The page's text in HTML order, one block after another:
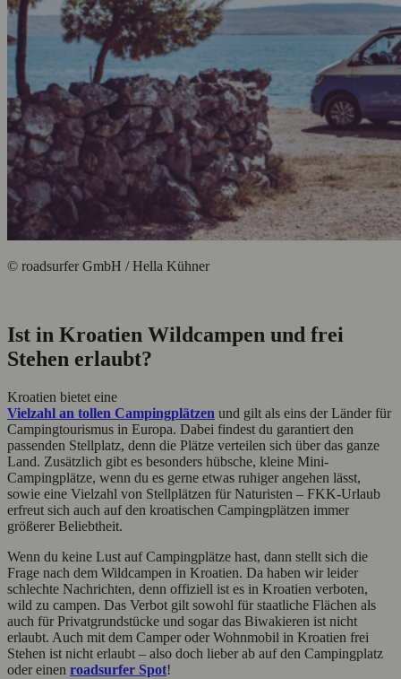
© roadsurfer GmbH / Hella Kühner
Ist in Kroatien Wildcampen und frei
Stehen erlaubt?
Kroatien bietet eine
Vielzahl an tollen Campingplätzen und gilt als eins der Länder für
Campingtourismus in Europa. Dabei findest du garantiert den
passenden Stellplatz, denn die Plätze verteilen sich über das ganze
Land. Zusätzlich gibt es besonders hübsche, kleine Mini-
Campingplätze, wenn du es gerne etwas ruhiger angehen lässt,
sowie eine Vielzahl von Stellplätzen für Naturisten – FKK-Urlaub
erfreut sich auch auf den kroatischen Campingplätzen immer
größerer Beliebtheit.
Wenn du keine Lust auf Campingplätze hast, dann stellt sich die
Frage nach dem Wildcampen in Kroatien. Da haben wir leider
schlechte Nachrichten, denn offiziell ist es in Kroatien verboten,
wild zu campen. Das Verbot gilt sowohl für staatliche Flächen als
auch für Privatgrundstücke und sogar das Biwakieren ist nicht
erlaubt. Auch mit dem Camper oder Wohnmobil in Kroatien frei
Stehen ist nicht erlaubt – also doch lieber ab auf den Campingplatz
oder einen roadsurfer Spot!